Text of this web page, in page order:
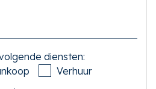
kenbaar te maken aan uw aankopend
die van belang zijn te kunnen overzien.
diensten:
Verhuur